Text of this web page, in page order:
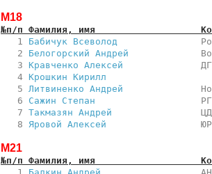
М18
№п/п Фамилия, имя
   1
Бабичук Всеволод
   2
Белогорский Андрей
   3
Кравченко Алексей
   4
Крошкин Кирилл
   5
Литвиненко Андрей
   6
Сажин Степан
   7
Такмазян Андрей
   8
Яровой Алексей
М21
№п/п Фамилия, имя